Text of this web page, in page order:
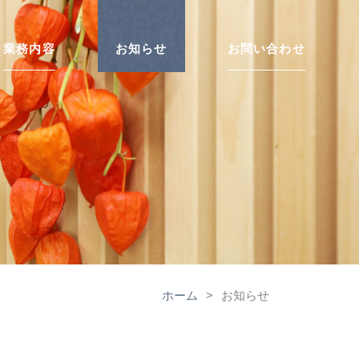
業務内容 お知らせ お問い合わせ
ホーム > お知らせ